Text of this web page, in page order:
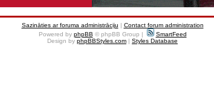
Sazināties ar foruma administrāciju | Contact forum administration
Powered by phpBB © phpBB Group |
SmartFeed
Design by phpBBStyles.com | Styles Database